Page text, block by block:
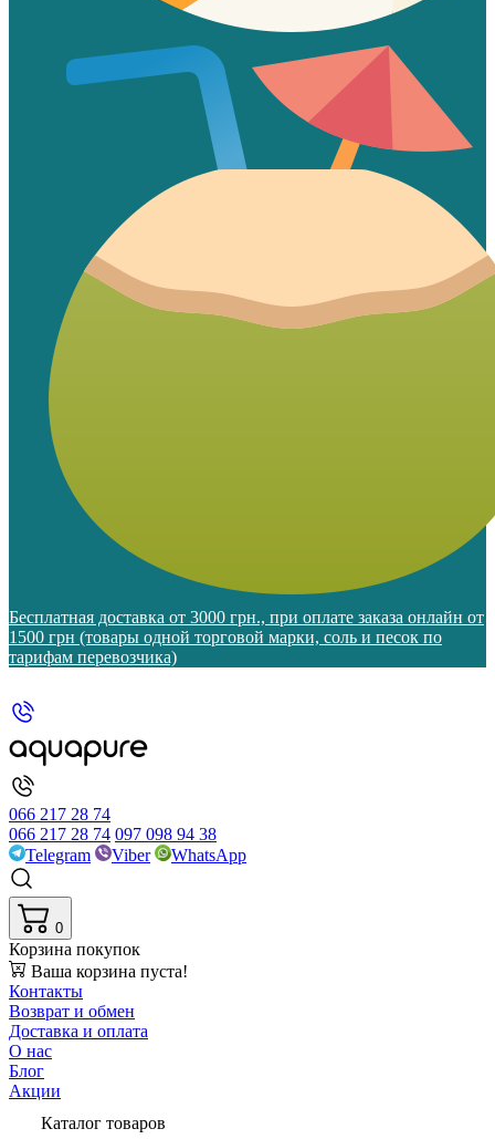
Бесплатная доставка от 3000 грн., при оплате заказа онлайн от
1500 грн (товары одной торговой марки, соль и песок по
тарифам перевозчика)
066 217 28 74
066 217 28 74 097 098 94 38
Telegram
Viber WhatsApp
0
Корзина покупок
Ваша корзина пуста!
Контакты
Возврат и обмен
Доставка и оплата
О нас
Блог
Акции
Каталог товаров